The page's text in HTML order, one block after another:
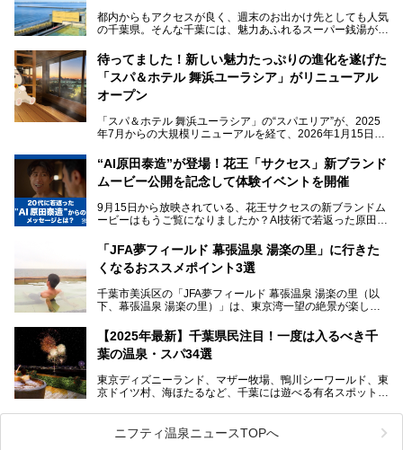
都内からもアクセスが良く、週末のお出かけ先としても人気
の千葉県。そんな千葉には、魅力あふれるスーパー銭湯がた
「サウナでしっかりととのいたい」「海が見える絶景で非日
常を味わいたい」「子連れでも気兼ねなく1日過ごした
い」。
そんな多様なニーズに応える施設が揃っているため、その日
の目的に合った施設がきっと見つかるはずです。
さらに最近では、24時間営業で深夜まで滞在できる施設
や、テレワーク・コワーキングスペースを備えた仕事もでき
るスパも増えており、ただの入浴施設にとどまらない進化を
本記事では、人気スーパー銭湯から絶景施設、コワーキング
スペースや休憩スペースが充実した施設、子連れファミリー
向けの施設など、目的に合わせたおすすめの施設を紹介しま
す。
ださい。
待ってました！新しい魅力たっぷりの進化を遂げた
「スパ＆ホテル 舞浜ユーラシア」がリニューアル
オープン
「スパ＆ホテル 舞浜ユーラシア」の“スパエリア”が、2025
年7月からの大規模リニューアルを経て、2026年1月15日
新設エリアや生まれ変わった浴場・サウナの魅力を、人気キ
ャラクター「ユーラシわん」と一緒にご紹介します。必見の
───
提供元：SPA＆HOTEL舞浜ユーラシア【PR】
です。
“AI原田泰造”が登場！花王「サクセス」新ブランド
ムービー公開を記念して体験イベントを開催
9月15日から放映されている、花王サクセスの新ブランドム
ービーはもうご覧になりましたか？AI技術で若返った原田泰
伝えるムービーです。公開を記念して、スパメッツァおおた
か竜泉寺の湯にて体験イベントを開催。花王サクセスの製品
が無料で試せるチャンスです！
提供元：花王株式会社【PR】
この記事は花王株式会社商品のPRレポート記事です。
「JFA夢フィールド 幕張温泉 湯楽の里」に行きた
くなるおススメポイント3選
千葉市美浜区の「JFA夢フィールド 幕張温泉 湯楽の里（以
下、幕張温泉 湯楽の里）」は、東京湾一望の絶景が楽しめ
設備も天然温泉の露天風呂、サウナ、岩盤浴のほか、高濃度
炭酸泉、海の見えるお休み処や食事処、展望抜群の屋上ま
で、年代を問わずたっぷり楽しめます。
今回は人気のこの施設の中でも、特におススメしたい3つの
ポイントについて厳選してお届けします。読めばきっと、行
【2025年最新】千葉県民注目！一度は入るべき千
葉の温泉・スパ34選
東京ディズニーランド、マザー牧場、鴨川シーワールド、東
京ドイツ村、海ほたるなど、千葉には遊べる有名スポットが
県で生まれ、千葉県で育ち、つい最近まで千葉在住だった私
がお勧めする、一度は入るべき千葉の温泉・スパ34選をま
とめました。
ニフティ温泉ニュースTOPへ